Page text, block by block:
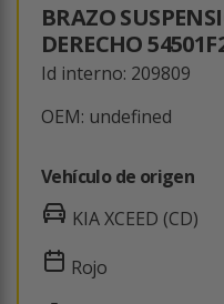
BRAZO
DERECHO
Id interno: 209809
OEM: undefined
Vehículo de origen
KIA XCEED (CD)
Rojo